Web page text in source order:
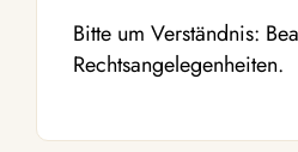
Bitte um Verständnis:
Rechtsangelegenheiten.